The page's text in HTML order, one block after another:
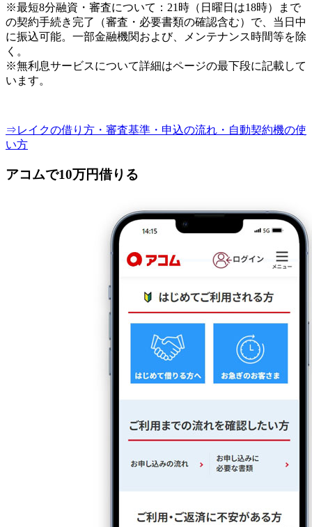
※最短8分融資・審査について：21時（日曜日は18時）まで
の契約手続き完了（審査・必要書類の確認含む）で、当日中
に振込可能。一部金融機関および、メンテナンス時間等を除
く。
※無利息サービスについて詳細はページの最下段に記載して
います。
⇒レイクの借り方・審査基準・申込の流れ・自動契約機の使
い方
アコムで10万円借りる